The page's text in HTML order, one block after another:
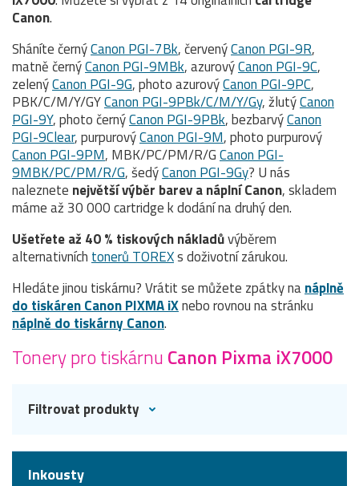
Canon.
Sháníte černýCanon PGI-7Bk, červenýCanon PGI-9R,
matně černýCanon PGI-9MBk, azurovýCanon PGI-9C,
zelenýCanon PGI-9G, photo azurovýCanon PGI-9PC,
PBK/C/M/Y/GYCanon PGI-9PBk/C/M/Y/Gy, žlutýCanon
PGI-9Y, photo černýCanon PGI-9PBk, bezbarvýCanon
PGI-9Clear, purpurovýCanon PGI-9M, photo purpurový
Canon PGI-9PM, MBK/PC/PM/R/GCanon PGI-
9MBK/PC/PM/R/G, šedýCanon PGI-9Gy? U nás
naleznete největší výběr barev a náplní Canon, skladem
máme až 30 000 cartridge k dodání na druhý den.
Ušetřete až 40 % tiskových nákladůvýběrem
alternativních tonerů TOREXs doživotní zárukou.
Hledáte jinou tiskárnu? Vrátit se můžete zpátky nanáplně
do tiskáren Canon PIXMA iXnebo rovnou na stránku
náplně do tiskárny Canon.
Tonery pro tiskárnu Canon Pixma iX7000
Filtrovat produkty
Inkousty